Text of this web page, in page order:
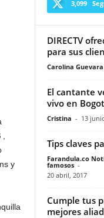
,
y
3,099
DIRECTV
para sus
Carolina Guevara
El cantante
vivo en
Cristina - 13
Tips claves
Farandula.co
famosos -
20 abril, 2017
Cumple tus
mejores